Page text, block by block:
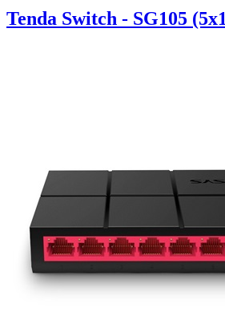
Tenda Switch - SG105